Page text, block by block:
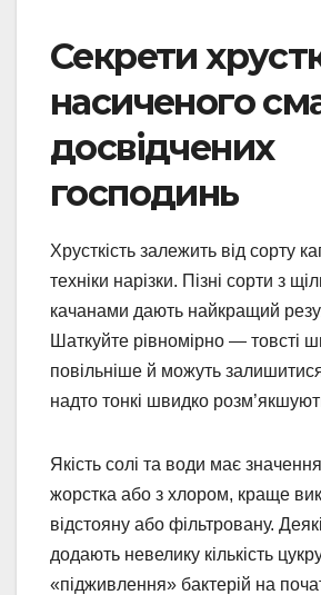
Секрети
насиченого
досвідчених
господинь
Хрусткість залежить від сорту
техніки нарізки. Пізні сорти з
качанами дають найкращий
Шаткуйте рівномірно — товсті
повільніше й можуть
надто тонкі швидко
Якість солі та води має
жорстка або з хлором, краще
відстояну або фільтровану.
додають невелику кількість
«підживлення» бактерій на